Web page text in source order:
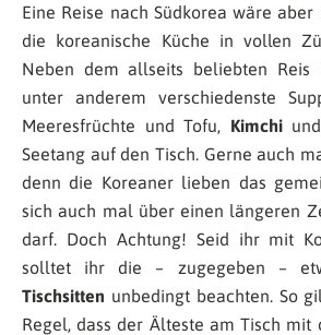
Eine Reise nach Südkorea wäre
die koreanische Küche in vollen
Neben dem allseits beliebten Reis
unter anderem verschiedenste
Meeresfrüchte und Tofu, Kimchiund
Seetang auf den Tisch. Gerne auch
denn die Koreaner lieben das
sich auch mal über einen längeren
darf. Doch Achtung! Seid ihr mit
solltet ihr die – zugegeben –
Tischsitten unbedingt beachten. So
Regel, dass der Älteste am Tisch mit